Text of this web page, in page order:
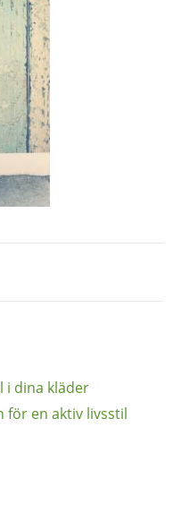
i dina kläder
för en aktiv livsstil